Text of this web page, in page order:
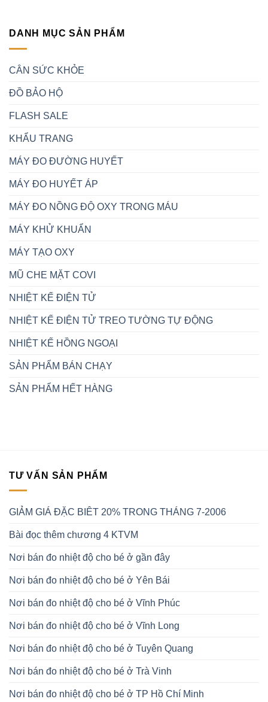
DANH MỤC SẢN PHẨM
CÂN SỨC KHỎE
ĐỒ BẢO HỘ
FLASH SALE
KHẨU TRANG
MÁY ĐO ĐƯỜNG HUYẾT
MÁY ĐO HUYẾT ÁP
MÁY ĐO NỒNG ĐỘ OXY TRONG MÁU
MÁY KHỬ KHUẨN
MÁY TẠO OXY
MŨ CHE MẶT COVI
NHIỆT KẾ ĐIỆN TỬ
NHIỆT KẾ ĐIỆN TỬ TREO TƯỜNG TỰ ĐỘNG
NHIỆT KẾ HỒNG NGOẠI
SẢN PHẨM BÁN CHẠY
SẢN PHẨM HẾT HÀNG
TƯ VẤN SẢN PHẨM
GIẢM GIÁ ĐẶC BIÊT 20% TRONG THÁNG 7-2006
Bài đọc thêm chương 4 KTVM
Nơi bán đo nhiệt độ cho bé ở gần đây
Nơi bán đo nhiệt độ cho bé ở Yên Bái
Nơi bán đo nhiệt độ cho bé ở Vĩnh Phúc
Nơi bán đo nhiệt độ cho bé ở Vĩnh Long
Nơi bán đo nhiệt độ cho bé ở Tuyên Quang
Nơi bán đo nhiệt độ cho bé ở Trà Vinh
Nơi bán đo nhiệt độ cho bé ở TP Hồ Chí Minh